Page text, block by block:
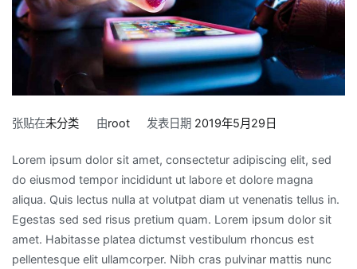
张贴在未分类 由root 发表日期 2019年5月29日
Lorem ipsum dolor sit amet, consectetur adipiscing elit, sed
do eiusmod tempor incididunt ut labore et dolore magna
aliqua. Quis lectus nulla at volutpat diam ut venenatis tellus in.
Egestas sed sed risus pretium quam. Lorem ipsum dolor sit
amet. Habitasse platea dictumst vestibulum rhoncus est
pellentesque elit ullamcorper. Nibh cras pulvinar mattis nunc